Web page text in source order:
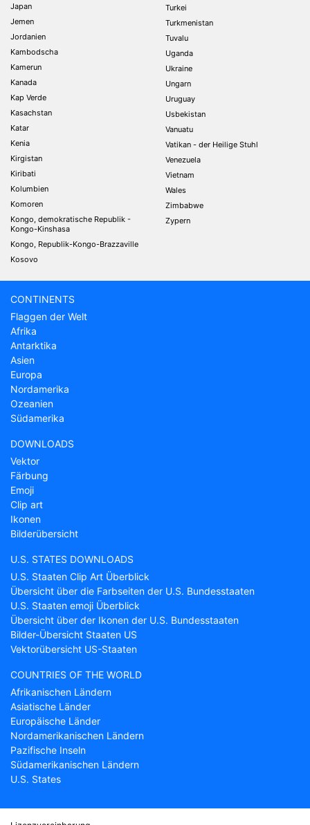
Japan
Jemen
Jordanien
Kambodscha
Kamerun
Kanada
Kap Verde
Kasachstan
Katar
Kenia
Kirgistan
Kiribati
Kolumbien
Komoren
Kongo, demokratische Republik -
Kongo-Kinshasa
Kongo, Republik-Kongo-Brazzaville
Kosovo
Turkei
Turkmenistan
Tuvalu
Uganda
Ukraine
Ungarn
Uruguay
Usbekistan
Vanuatu
Vatikan - der Heilige Stuhl
Venezuela
Vietnam
Wales
Zimbabwe
Zypern
CONTINENTS
Flaggen der Welt
Afrika
Antarktika
Asien
Europa
Nordamerika
Ozeanien
Südamerika
DOWNLOADS
Vektor
Färbung
Emoji
Clip art
Ikonen
Bilderübersicht
U.S. STATES DOWNLOADS
U.S. Staaten Clip Art Überblick
Übersicht über die Farbseiten der U.S. Bundesstaaten
U.S. Staaten emoji Überblick
Übersicht über der Ikonen der U.S. Bundesstaaten
Bilder-Übersicht Staaten US
Vektorübersicht US-Staaten
COUNTRIES OF THE WORLD
Afrikanischen Ländern
Asiatische Länder
Europäische Länder
Nordamerikanischen Ländern
Pazifische Inseln
Südamerikanischen Ländern
U.S. States